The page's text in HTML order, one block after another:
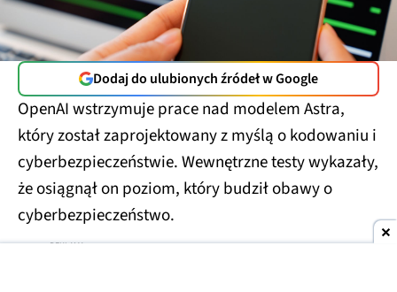
Dodaj do ulubionych źródeł w Google
OpenAI wstrzymuje prace nad modelem Astra,
który został zaprojektowany z myślą o kodowaniu i
cyberbezpieczeństwie. Wewnętrzne testy wykazały,
że osiągnął on poziom, który budził obawy o
cyberbezpieczeństwo.